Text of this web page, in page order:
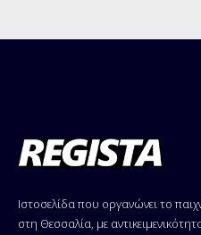
Ιστοσελίδα που οργανώνει το
στη Θεσσαλία, με